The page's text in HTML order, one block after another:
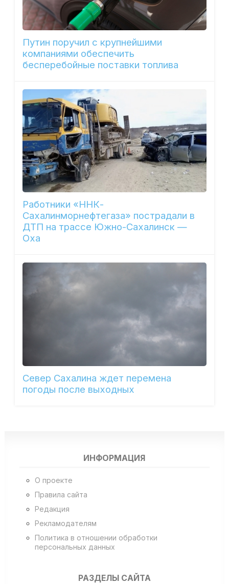
Путин поручил с крупнейшими
компаниями обеспечить
бесперебойные поставки топлива
Работники «ННК-
Сахалинморнефтегаза» пострадали в
ДТП на трассе Южно-Сахалинск —
Оха
Север Сахалина ждет перемена
погоды после выходных
ИНФОРМАЦИЯ
О проекте
Правила сайта
Редакция
Рекламодателям
Политика в отношении обработки
персональных данных
РАЗДЕЛЫ САЙТА